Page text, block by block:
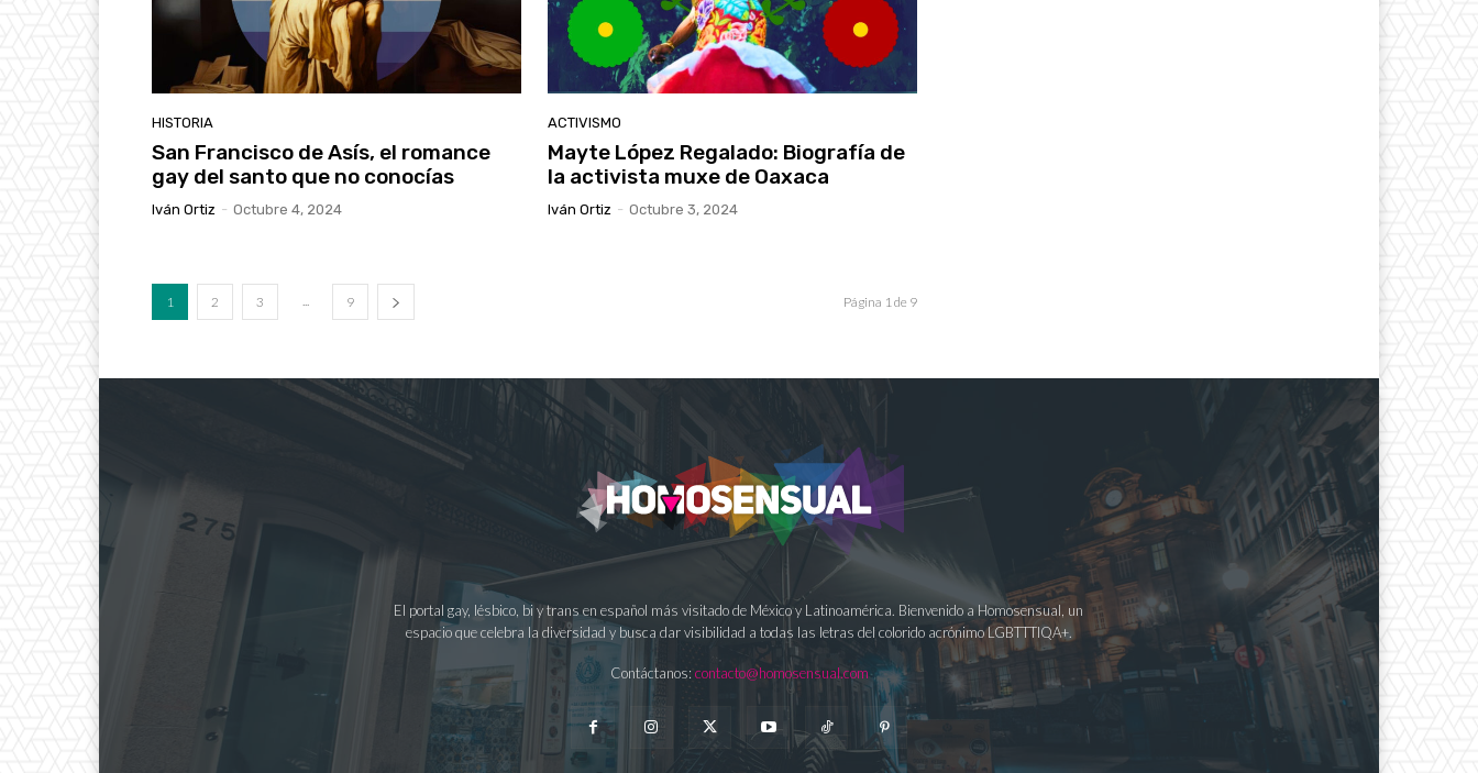
HISTORIA
San Francisco de Asís, el romance
gay del santo que no conocías
Iván Ortiz - Octubre 4, 2024
ACTIVISMO
Mayte López Regalado: Biografía de
la activista muxe de Oaxaca
Iván Ortiz - Octubre 3, 2024
1 2 3 ... 9 Página 1 de 9
El portal gay, lésbico, bi y trans en español más visitado de México y Latinoamérica. Bienvenido a Homosensual, un
espacio que celebra la diversidad y busca dar visibilidad a todas las letras del colorido acrónimo LGBTTTIQA+.
Contáctanos: contacto@homosensual.com